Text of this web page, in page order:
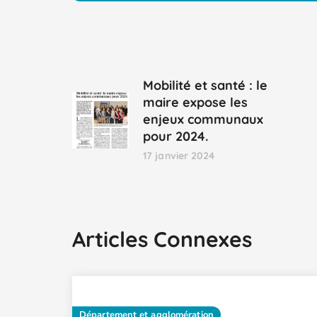
Mobilité et santé : le
maire expose les
enjeux communaux
pour 2024.
17 janvier 2024
Articles Connexes